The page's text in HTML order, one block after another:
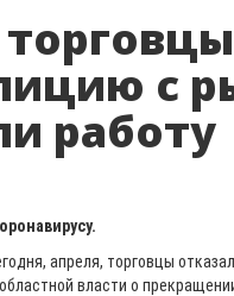
с
работу
апреля, торговцы
власти о